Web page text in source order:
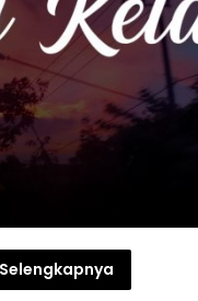
Selengkapnya